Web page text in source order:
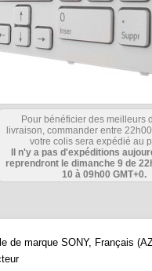
Pour bénéficier des meilleurs
livraison, commander entre
votre colis sera expédié au
Il n'y a pas d'expéditions
reprendront le dimanche 9 de
10 à 09h00 GMT+0.
de marque SONY, Français